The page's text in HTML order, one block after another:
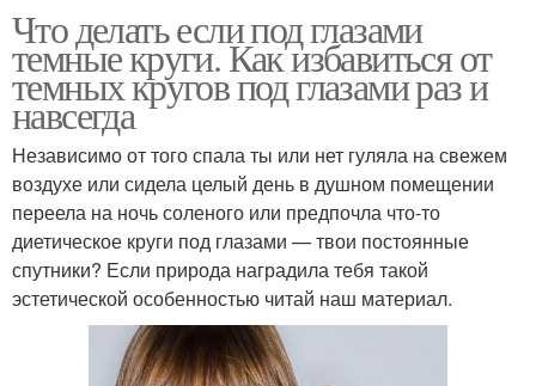
Что делать если под глазами
темные круги. Как избавиться от
темных кругов под глазами раз и
навсегда
Независимо от того спала ты или нет гуляла на свежем
воздухе или сидела целый день в душном помещении
переела на ночь соленого или предпочла что-то
диетическое круги под глазами — твои постоянные
спутники? Если природа наградила тебя такой
эстетической особенностью читай наш материал.